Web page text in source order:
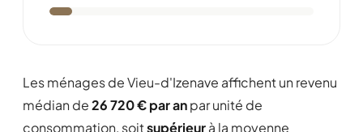
Les ménages de Vieu-d'Izenave affichent un revenu
médian de26 720 € par anpar unité de
consommation, soitsupérieurà la moyenne